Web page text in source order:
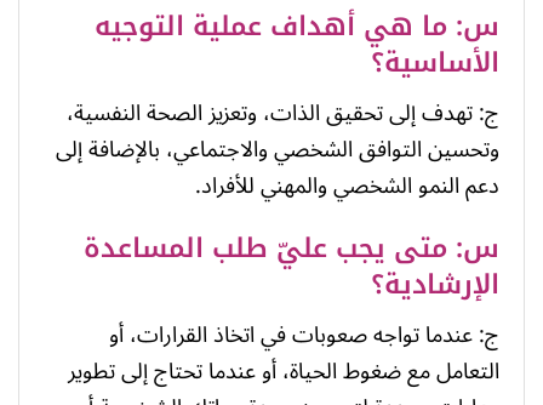
س: ما هي أهداف عملية التوجيه
الأساسية؟
ج: تهدف إلى تحقيق الذات، وتعزيز الصحة النفسية،
وتحسين التوافق الشخصي والاجتماعي، بالإضافة إلى
دعم النمو الشخصي والمهني للأفراد.
س: متى يجب عليّ طلب المساعدة
الإرشادية؟
ج: عندما تواجه صعوبات في اتخاذ القرارات، أو
التعامل مع ضغوط الحياة، أو عندما تحتاج إلى تطوير